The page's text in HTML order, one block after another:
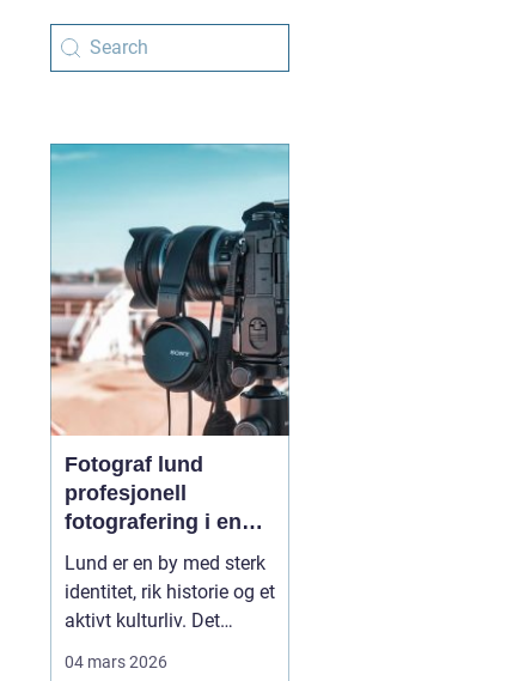
Fotograf lund
profesjonell
fotografering i en
levende
universitetsby
Lund er en by med sterk
identitet, rik historie og et
aktivt kulturliv. Det
04 mars 2026